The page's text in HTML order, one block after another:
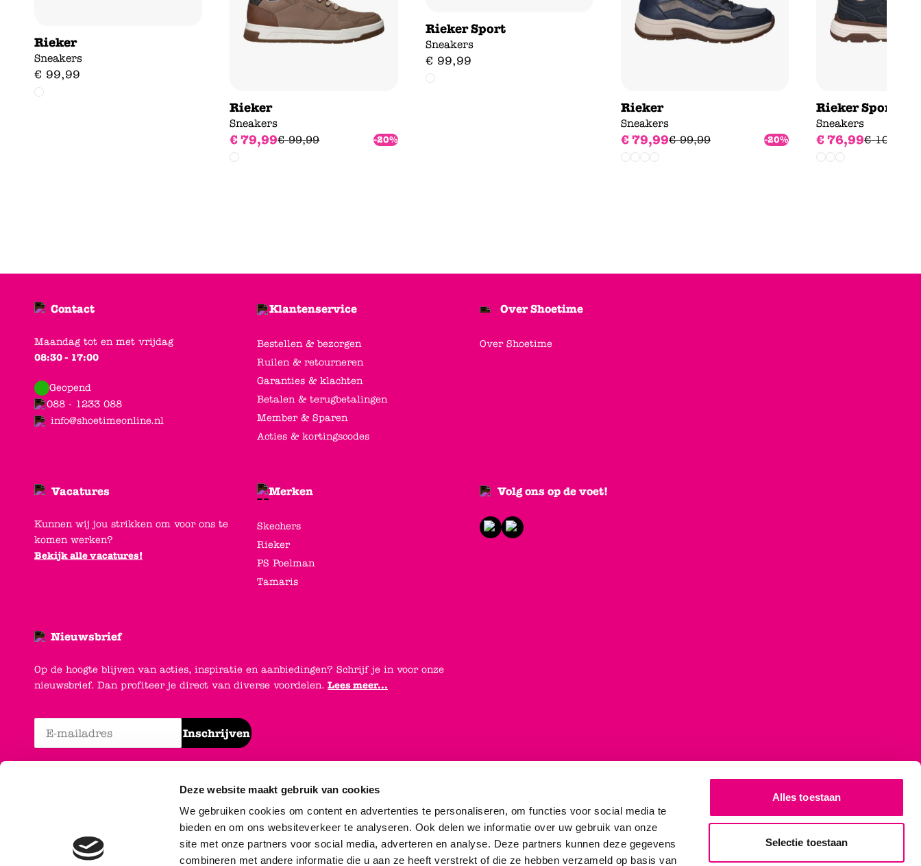
Deze website maakt gebruik van cookies
We gebruiken cookies om content en advertenties te personaliseren, om functies voor social media te
bieden en om ons websiteverkeer te analyseren. Ook delen we informatie over uw gebruik van onze
site met onze partners voor social media, adverteren en analyse. Deze partners kunnen deze gegevens
combineren met andere informatie die u aan ze heeft verstrekt of die ze hebben verzameld op basis van
Alles toestaan
Selectie toestaan
Rieker
Sneakers
€ 99,99
Rieker
Sneakers
€79,99€ 99,99 -20%
Rieker Sport
Sneakers
€ 99,99
Rieker
Sneakers
€79,99€ 99,99 -20%
Rieker Sport
Sneakers
€76,99€ 109
Contact
Maandag tot en met vrijdag
08:30 - 17:00
Geopend
088 - 1233 088
info@shoetimeonline.nl
Klantenservice
Bestellen & bezorgen
Ruilen & retourneren
Garanties & klachten
Betalen & terugbetalingen
Member & Sparen
Acties & kortingscodes
Over Shoetime
Over Shoetime
Vacatures
Kunnen wij jou strikken om voor ons te
komen werken?
Bekijk alle vacatures!
Merken
Skechers
Rieker
PS Poelman
Tamaris
Volg ons op de voet!
Nieuwsbrief
Op de hoogte blijven van acties, inspiratie en aanbiedingen? Schrijf je in voor onze
nieuwsbrief. Dan profiteer je direct van diverse voordelen. Lees meer...
Inschrijven